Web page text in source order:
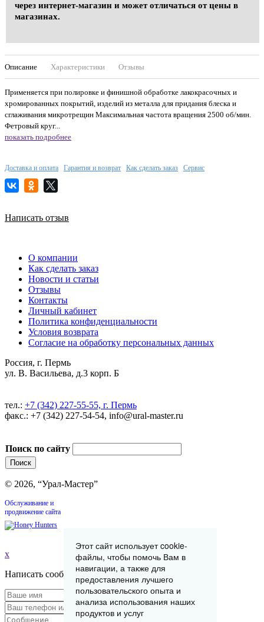
через интернет-магазин и может отличаться от цены в
магазинах.
Описание Характеристики Отзывы
Применяется при полировке и финишной обработке лакокрасочных и
хромированных покрытий, изделий из металла для придания блеска и
сглаживания микротрещин Максимальная частота вращения 2500 об/мин.
Фетровый круг...
показать подробнее
Доставка и оплата Гарантия и возврат Как сделать заказ Сервис
Написать отзыв
О компании
Как сделать заказ
Новости и статьи
Отзывы
Контакты
Личный кабинет
Политика конфиденциальности
Условия возврата
Согласие на обработку персональных данных
Россия, г. Пермь
ул. В. Васильева, д.3 корп. Б
тел.: +7 (342) 227-55-55, г. Пермь
факс.: +7 (342) 227-54-54, info@ural-master.ru
Поиск по сайту
© 2026, “Урал-Мастер”
Обслуживание и
продвижение сайта
x
Написать сообщение
Этот сайт использует cookie-
файлы, чтобы помочь Вам в
навигации, а также для
предоставления лучшего
пользовательского опыта и
анализа использования наших
продуктов и услуг